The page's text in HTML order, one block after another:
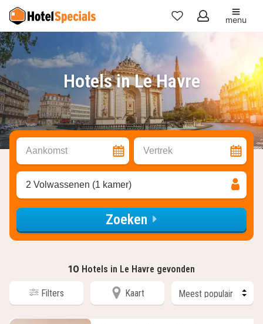
Mijn
favorieten
menu
Hotels in Le Havre
Aankomst Vertrek
2 Volwassenen (1 kamer)
Zoeken
10 Hotels in Le Havre gevonden
Filters Kaart